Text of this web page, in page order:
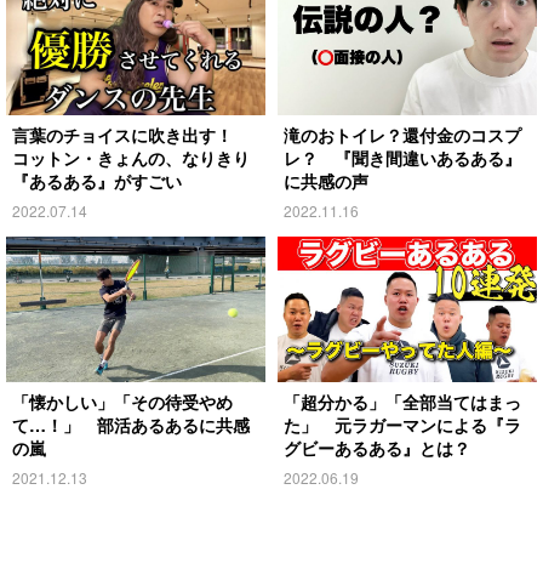
言葉のチョイスに吹き出す！
コットン・きょんの、なりきり
『あるある』がすごい
2022.07.14
滝のおトイレ？還付金のコスプ
レ？ 『聞き間違いあるある』
に共感の声
2022.11.16
「懐かしい」「その待受やめ
て…！」 部活あるあるに共感
の嵐
2021.12.13
「超分かる」「全部当てはまっ
た」 元ラガーマンによる『ラ
グビーあるある』とは？
2022.06.19